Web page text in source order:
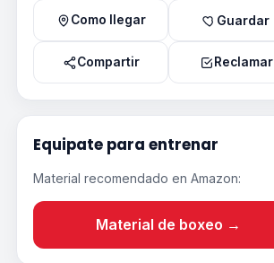
Como llegar Guardar
Compartir Reclamar
Equipate para entrenar
Material recomendado en Amazon:
Material de boxeo →